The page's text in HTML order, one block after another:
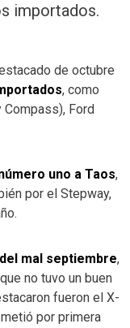
importados.
de octubre
, como
Ford
uno a Taos,
por el Stepway,
mal septiembre,
no tuvo un buen
fueron el X-
por primera